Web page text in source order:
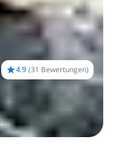
4.9 (31 Bewertungen)